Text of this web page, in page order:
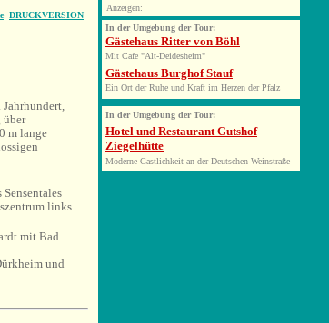
DRUCKVERSION
über
m lange
links
mit Bad
und
Anzeigen:
In der Umgebung der Tour:
Gästehaus Ritter von Böhl
Mit Cafe "Alt-Deidesheim"
Gästehaus Burghof Stauf
Ein Ort der Ruhe und Kraft im Herzen der Pfalz
In der Umgebung der Tour:
Hotel und Restaurant Gutshof
Ziegelhütte
Moderne Gastlichkeit an der Deutschen Weinstraße